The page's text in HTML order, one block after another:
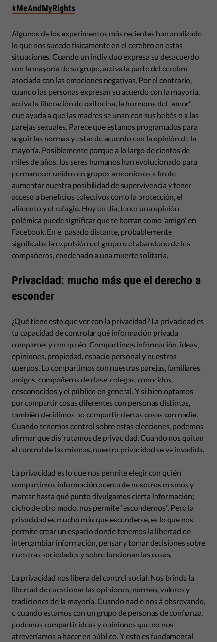
#MeAndMyRights
Algunos de los experimentos más recientes han analizado
lo que nos sucede físicamente en el cerebro en estas
situaciones. Cuando un individuo expresa su desacuerdo
con la mayoría de su grupo, activa la parte del cerebro
asociada con las emociones negativas. Por el contrario,
cuando las personas expresan su acuerdo con la mayoría,
activa la liberación de oxitocina, la hormona del "amor"
que ayuda a que las madres se unan con sus bebés o a las
parejas sexuales. Parece que estamos programados para
seguir las normas y estar de acuerdo con la opinión de la
mayoría. Posiblemente porque a lo largo de cientos de
miles de años, los seres humanos han evolucionado para
permanecer unidos en grupos armoniosos a fin de
aumentar nuestra posibilidad de supervivencia y tener
acceso a beneficios colectivos como la protección, el
alimento y el refugio. Hoy en día, tener una opinión
polémica puede significar que te borran como 'amigo' en
Facebook. En el pasado distante, probablemente
significaba la expulsión del grupo o el abandono de los
compañeros, condenado a una muerte solitaria.
Privacidad: mucho más que el derecho a
esconder
¿Qué tiene esto que ver con la privacidad? La privacidad es
tu capacidad de controlar qué información privada
compartes y con quién. Compartimos información, ideas,
opiniones, propiedad, espacio personal y nuestros
cuerpos. Lo compartimos con nuestras parejas, familiares,
amigos, compañeros de clase, colegas, conocidos,
desconocidos y el público en general. Y si bien optamos
por compartir cosas diferentes con personas distintas,
también decidimos no compartir ciertas cosas con nadie.
Cuando tenemos control sobre estas elecciones, podemos
afirmar que disfrutamos de privacidad. Cuando nos quitan
el control de las mismas, nuestra privacidad se ve invadida.
La privacidad es lo que nos permite elegir con quién
compartimos información acerca de nosotros mismos y
marcar hasta qué punto divulgamos cierta información;
dicho de otro modo, nos permite "escondernos". Pero la
privacidad es mucho más que esconderse, es lo que nos
permite crear un espacio donde tenemos la libertad de
intercambiar información, pensar y tomar decisiones sobre
nuestras sociedades y sobre funcionan las cosas.
La privacidad nos libera del control social. Nos brinda la
libertad de cuestionar las opiniones, normas, valores y
tradiciones de la mayoría. Cuando nadie nos á obsrevando,
o cuando estamos con un grupo de personas de confianza,
podemos compartir ideas y opiniones que no nos
atreveríamos a hacer en público. Y esto es fundamental